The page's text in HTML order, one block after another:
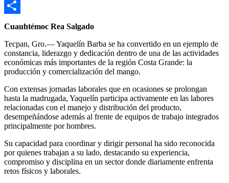
WhatsApp
Compartir
Cuauhtémoc Rea Salgado
Tecpan, Gro.— Yaquelín Barba se ha convertido en un ejemplo de
constancia, liderazgo y dedicación dentro de una de las actividades
económicas más importantes de la región Costa Grande: la
producción y comercialización del mango.
Con extensas jornadas laborales que en ocasiones se prolongan
hasta la madrugada, Yaquelín participa activamente en las labores
relacionadas con el manejo y distribución del producto,
desempeñándose además al frente de equipos de trabajo integrados
principalmente por hombres.
Su capacidad para coordinar y dirigir personal ha sido reconocida
por quienes trabajan a su lado, destacando su experiencia,
compromiso y disciplina en un sector donde diariamente enfrenta
retos físicos y laborales.